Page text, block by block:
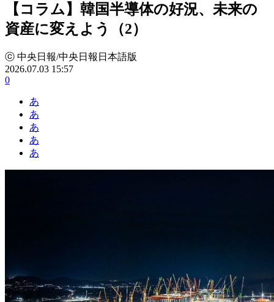
【コラム】韓国半導体の好況、未来の
資産に変えよう（2）
ⓒ 中央日報/中央日報日本語版
2026.07.03 15:57
0
あ
あ
あ
あ
あ